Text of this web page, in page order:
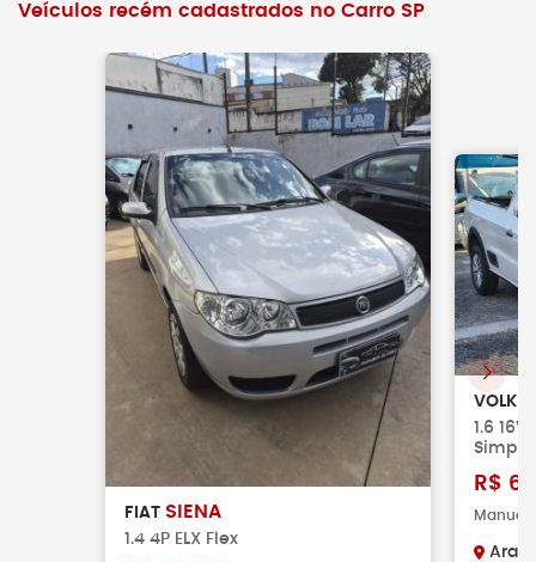
Veículos recém cadastrados no Carro SP
FIAT SIENA
1.4 4P ELX Flex
1.6
R$
Manual